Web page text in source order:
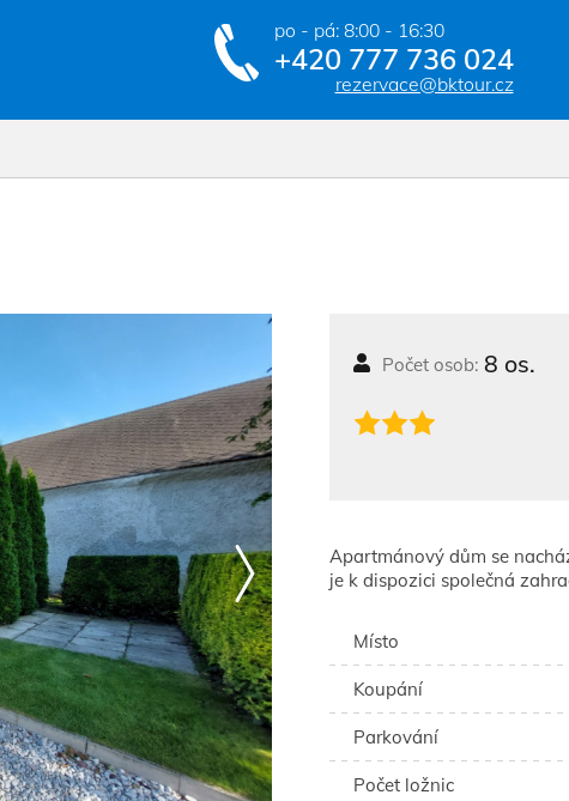
Počet osob: 8 os.
Apartmánový dům se
je k dispozici společná
Místo
Koupání
Parkování
Počet ložnic
po - pá: 8:00 - 16:30
+420 777 736 024
rezervace@bktour.cz